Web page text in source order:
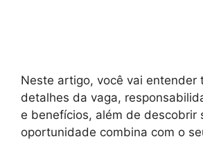
Neste artigo, você vai entender
detalhes da vaga,
e benefícios, além de descobrir
oportunidade combina com o